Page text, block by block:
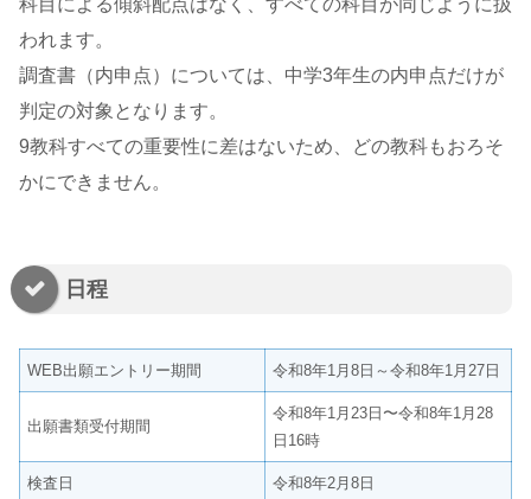
われます。
調査書（内申点）については、中学3年生の内申点だけが
判定の対象となります。
9教科すべての重要性に差はないため、どの教科もおろそ
かにできません。
日程
WEB出願エントリー期間 令和8年1月8日～令和8年1月27日
出願書類受付期間
令和8年1月23日〜令和8年1月28
日16時
検査日 令和8年2月8日